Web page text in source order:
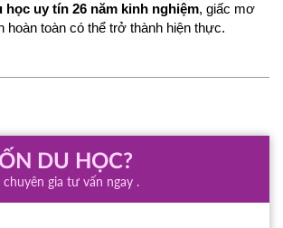
uy tín 26 năm kinh nghiệm, giấc mơ
hoàn toàn có thể trở thành hiện thực.
DU HỌC?
gia tư vấn ngay .